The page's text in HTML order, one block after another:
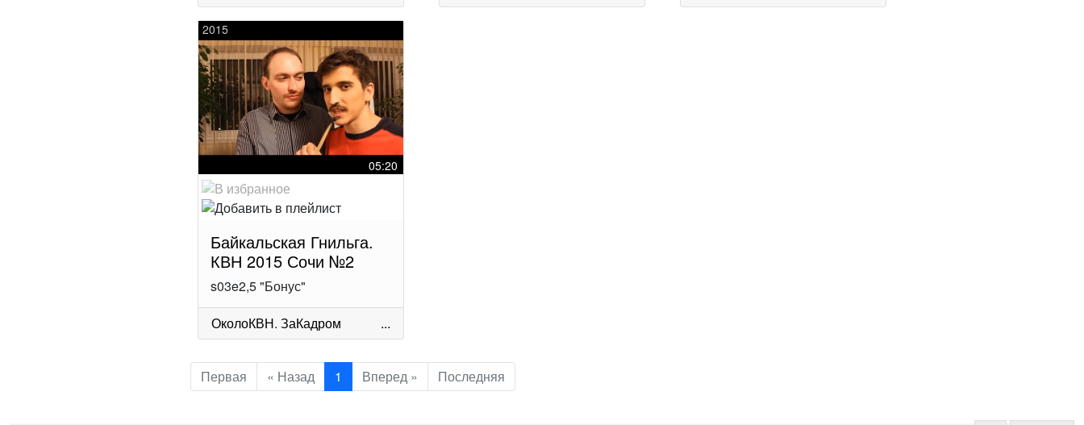
2015
05:20
Байкальская Гнильга.
КВН 2015 Сочи №2
s03e2,5 "Бонус"
ОколоКВН.ЗаКадром ...
Первая « Назад 1 Вперед » Последняя